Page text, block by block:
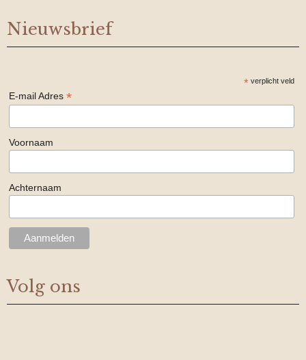
Nieuwsbrief
*verplicht veld
E-mail Adres*
Voornaam
Achternaam
Volg ons